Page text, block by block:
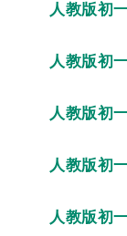
人教版初
人教版初
人教版初
人教版初
人教版初